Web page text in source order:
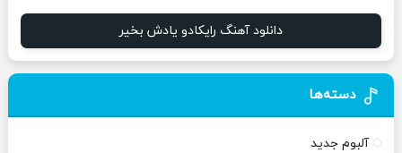
دانلود آهنگ رایکادو یادش بخیر
دسته‌ها
آلبوم جدید